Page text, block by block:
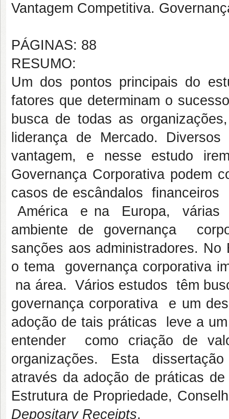
Vantagem Competitiva.
PÁGINAS: 88
RESUMO:
Um dos pontos principais do
fatores que determinam o
busca de todas as
liderança de Mercado.
vantagem, e nesse estudo
Governança Corporativa podem
casos de escândalos
América e na Europa,
ambiente de governança
sanções aos administradores.
o tema governança corporativa
na área. Vários estudos têm
governança corporativa e um
adoção de tais práticas leve a
entender como criação de
organizações. Esta
através da adoção de práticas
Estrutura de Propriedade,
Depositary Receipts.